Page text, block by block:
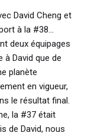
David Cheng et
à la #38…
deux équipages
à David que de
planète
en vigueur,
le résultat final.
la #37 était
de David, nous